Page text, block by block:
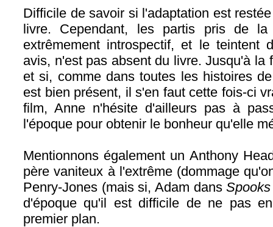
Difficile de savoir si l'adaptation est
livre. Cependant, les partis pris de
extrêmement introspectif, et le teintent
avis, n'est pas absent du livre. Jusqu'à la
et si, comme dans toutes les histoires
est bien présent, il s'en faut cette fois-ci
film, Anne n'hésite d'ailleurs pas à
l'époque pour obtenir le bonheur qu'elle
Mentionnons également un Anthony
père vaniteux à l'extrême (dommage
Penry-Jones (mais si, Adam dans
d'époque qu'il est difficile de ne pas
premier plan.